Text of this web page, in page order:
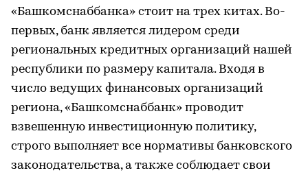
«Башкомснаббанка» стоит на трех китах. Во-
первых, банк является лидером среди
региональных кредитных организаций нашей
республики по размеру капитала. Входя в
число ведущих финансовых организаций
региона, «Башкомснаббанк» проводит
взвешенную инвестиционную политику,
строго выполняет все нормативы банковского
законодательства, а также соблюдает свои